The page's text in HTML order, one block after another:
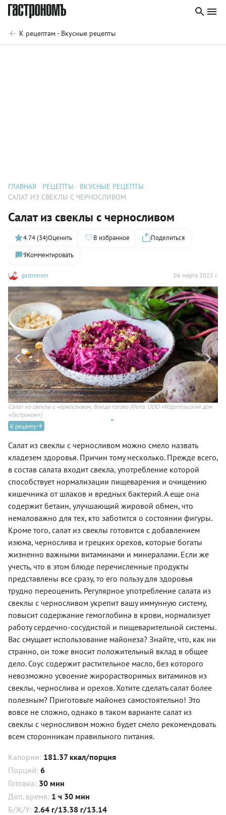
К рецептам - Вкусные рецепты
ГЛАВНАЯ РЕЦЕПТЫ
ВКУСНЫЕ РЕЦЕПТЫ
САЛАТ ИЗ СВЕКЛЫ С ЧЕРНОСЛИВОМ
Салат из свеклы с черносливом
gastronom 06 марта 2025 г.
4.74 (34)Оценить В избранное
Поделиться
9Комментировать
Салат из свеклы с черносливом, блюдо готово(Фото: ООО «Издательский дом
«Гастроном»)
К рецепту
Салат из свеклы с черносливом можно смело назвать
кладезем здоровья. Причин тому несколько. Прежде всего,
в состав салата входит свекла, употребление которой
способствует нормализации пищеварения и очищению
кишечника от шлаков и вредных бактерий. А еще она
содержит бетаин, улучшающий жировой обмен, что
немаловажно для тех, кто заботится о состоянии фигуры.
Кроме того, салат из свеклы готовится с добавлением
изюма, чернослива и грецких орехов, которые богаты
жизненно важными витаминами и минералами. Если же
учесть, что в этом блюде перечисленные продукты
представлены все сразу, то его пользу для здоровья
трудно переоценить. Регулярное употребление салата из
свеклы с черносливом укрепит вашу иммунную систему,
повысит содержание гемоглобина в крови, нормализует
работу сердечно-сосудистой и пищеварительной системы.
Вас смущает использование майонеза? Знайте, что, как ни
странно, он тоже вносит положительный вклад в общее
дело. Соус содержит растительное масло, без которого
невозможно усвоение жирорастворимых витаминов из
свеклы, чернослива и орехов. Хотите сделать салат более
полезным? Приготовьте майонез самостоятельно! Это
вовсе не сложно, однако в таком варианте салат из
свеклы с черносливом можно будет смело рекомендовать
всем сторонникам правильного питания.
Калории: 181.37 ккал/порция
Порций: 6
Готовка: 30 мин
Доп. время: 1 ч 30 мин
Б/Ж/У: 2.64 г/13.38 г/13.14